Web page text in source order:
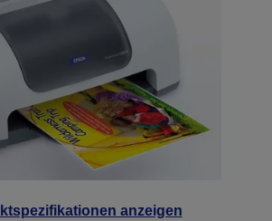
anzeigen